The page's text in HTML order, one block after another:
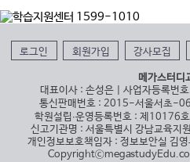
년)
로그인 회원가입 강사모집
메가스터디
대표이사 : 손성은 | 사업자등록
통신판매번호 : 2015-서울서초-
학원설립∙운영등록번호 : 제10176
신고기관명 : 서울특별시 강남교육지
개인정보보호책임자 : 정보보안실 김